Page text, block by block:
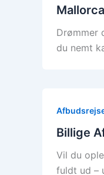
Drømmer
du nemt
Billige
Vil du
fuldt ud –